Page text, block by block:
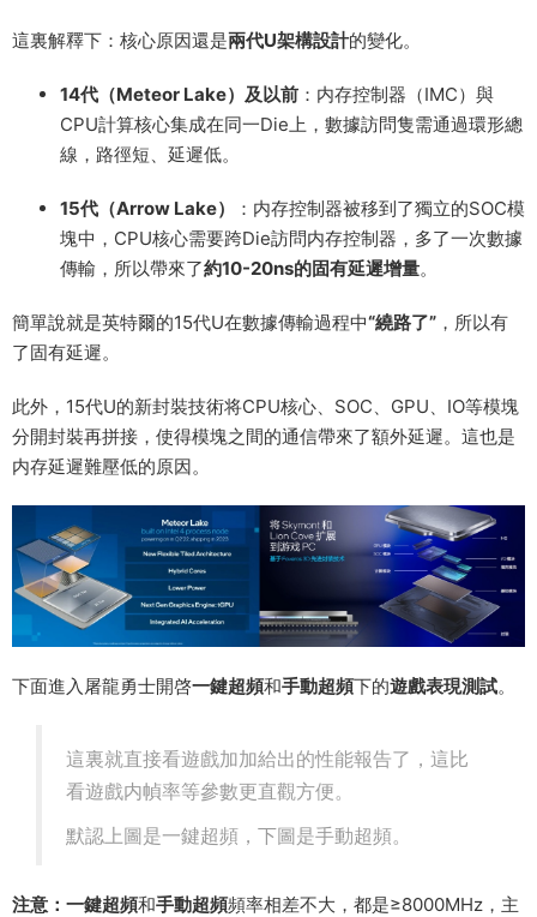
這裏解釋下：核心原因還是兩代U架構設計的變化。
14代（Meteor Lake）及以前 ：内存控制器（IMC）與
CPU計算核心集成在同一Die上，數據訪問隻需通過環形總
線，路徑短、延遲低。
15代（Arrow Lake）
：内存控制器被移到了獨立的SOC模
塊中，CPU核心需要跨Die訪問内存控制器，多了一次數據
傳輸，所以帶來了約10-20ns的固有延遲增量。
簡單說就是英特爾的15代U在數據傳輸過程中“繞路了” ，所以有
了固有延遲。
此外，15代U的新封裝技術将CPU核心、SOC、GPU、IO等模塊
分開封裝再拼接，使得模塊之間的通信帶來了額外延遲。這也是
内存延遲難壓低的原因。
下面進入屠龍勇士開啓一鍵超頻和手動超頻下的遊戲表現測試。
這裏就直接看遊戲加加給出的性能報告了，這比
看遊戲内幀率等參數更直觀方便。
默認上圖是一鍵超頻，下圖是手動超頻。
注意：一鍵超頻和手動超頻頻率相差不大，都是≥8000MHz，主